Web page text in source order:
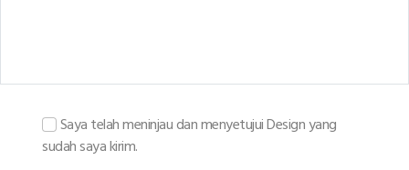
Saya telah meninjau dan menyetujui Design yang
sudah saya kirim.